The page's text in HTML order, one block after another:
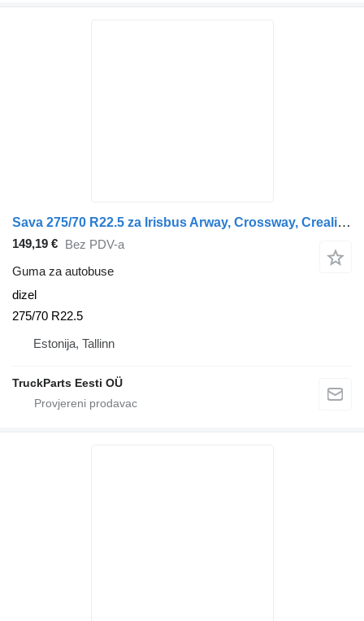
Sava 275/70 R22.5 za Irisbus Arway, Crossway, Crealis, Magelys, Proway, Daily Tourys (2006-)
149,19 € Bez PDV-a
Guma za autobuse
dizel
275/70 R22.5
Estonija, Tallinn
TruckParts Eesti OÜ